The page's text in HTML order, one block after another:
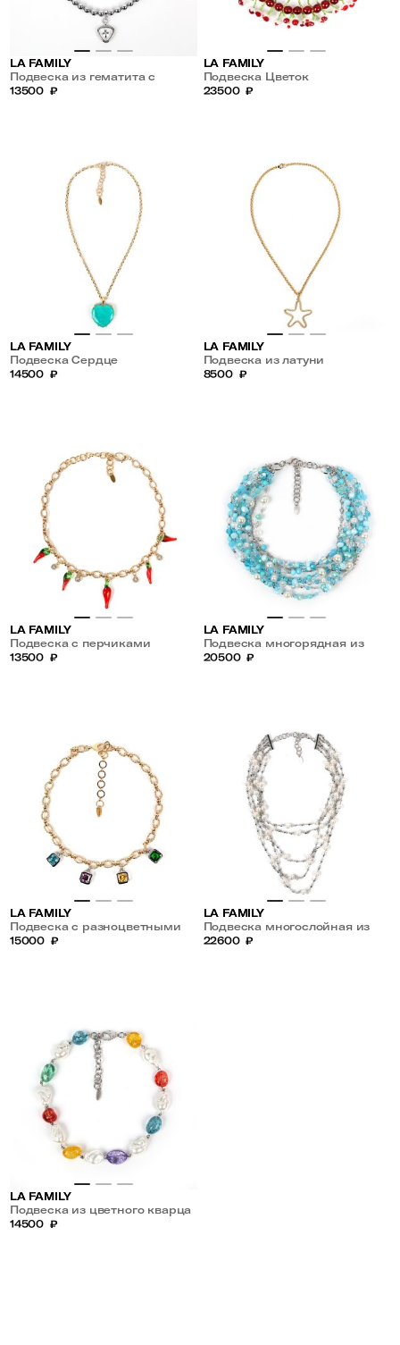
LA FAMILY
Подвеска из гематита с
кулоном сердце
13500 ₽
LA FAMILY
Подвеска Цветок
23500 ₽
LA FAMILY
Подвеска Сердце
14500 ₽
LA FAMILY
Подвеска из латуни
8500 ₽
LA FAMILY
Подвеска с перчиками
13500 ₽
LA FAMILY
Подвеска многорядная из
хрусталя, бирюзы и жемчуга
20500 ₽
LA FAMILY
Подвеска с разноцветными
цирконами
15000 ₽
LA FAMILY
Подвеска многослойная из
жемчуга
22600 ₽
LA FAMILY
Подвеска из цветного кварца
с жемчугом
14500 ₽